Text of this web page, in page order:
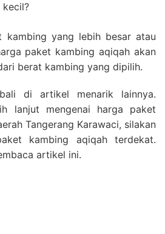
kecil?
kambing yang lebih besar atau
paket kambing aqiqah akan
berat kambing yang dipilih.
di artikel menarik lainnya.
lanjut mengenai harga paket
Tangerang Karawaci, silakan
kambing aqiqah terdekat.
artikel ini.